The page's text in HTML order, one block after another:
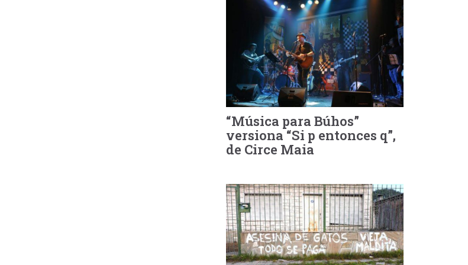
“Música para Búhos”
versiona “Si p entonces q”,
de Circe Maia